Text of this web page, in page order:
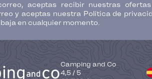
aceptas recibir nuestras
y aceptas nuestra Política de
en cualquier momento.
Camping and Co
4,5 / 5